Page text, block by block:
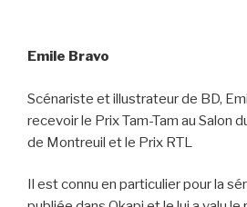
Emile Bravo
Scénariste et illustrateur de BD,
recevoir le Prix Tam-Tam au Salon
de Montreuil et le Prix RTL
Il est connu en particulier pour la